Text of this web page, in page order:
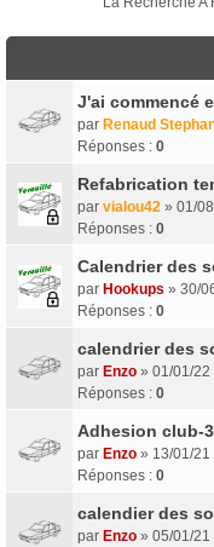
J'ai commencé
par Renaud
Réponses : 0
Refabrication
par vialou42 » 01/
Réponses : 0
Calendrier des
par Hookups » 30/
Réponses : 0
calendrier des
par Enzo » 01/01/
Réponses : 0
Adhesion club-
par Enzo » 13/01/
Réponses : 0
calendier des
par Enzo » 05/01/